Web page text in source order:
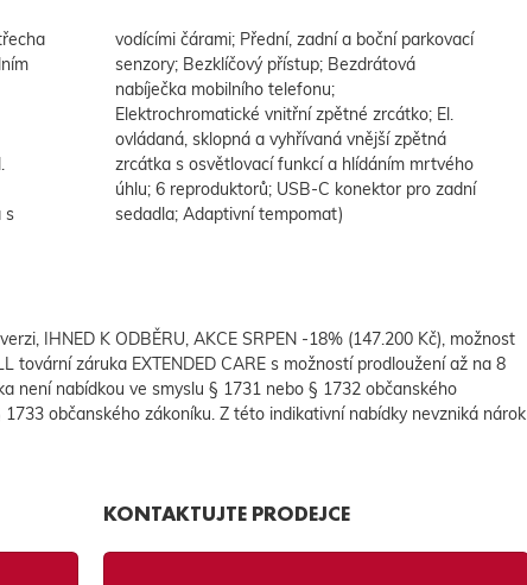
s
vodícími čárami; Přední, zadní a boční parkovací
senzory; Bezklíčový přístup; Bezdrátová
nabíječka mobilního telefonu;
Elektrochromatické vnitřní zpětné zrcátko; El.
sedadla; Adaptivní tempomat)
IHNED K ODBĚRU, AKCE SRPEN -18% (147.200 Kč), možnost
tovární záruka EXTENDED CARE s možností prodloužení až na 8
není nabídkou ve smyslu § 1731 nebo § 1732 občanského
občanského zákoníku. Z této indikativní nabídky nevzniká nárok
KONTAKTUJTE PRODEJCE